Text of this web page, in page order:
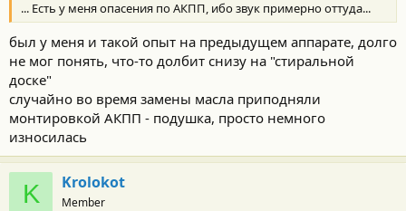
... Есть у меня опасения по АКПП, ибо звук примерно оттуда...
был у меня и такой опыт на предыдущем аппарате, долго
не мог понять, что-то долбит снизу на "стиральной
доске"
случайно во время замены масла приподняли
монтировкой АКПП - подушка, просто немного
износилась
K Krolokot
Member